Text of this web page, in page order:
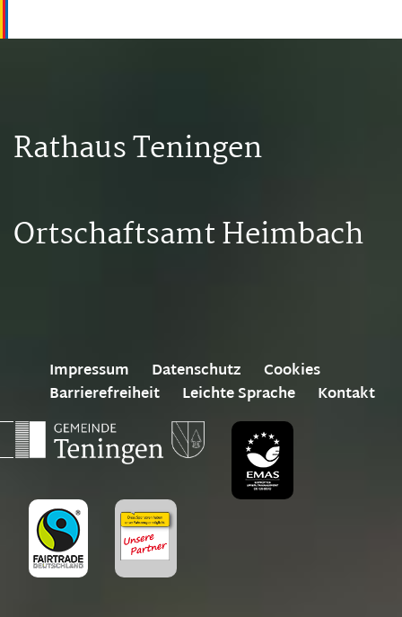
Rathaus Teningen
Ortschaftsamt Heimbach
Impressum Datenschutz
Cookies
Barrierefreiheit
Leichte Sprache Kontakt